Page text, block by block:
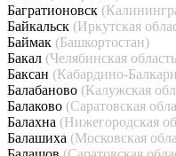
Багратионовск
Байкальск (Иркутская
Баймак (Башкортостан)
Бакал (Челябинская
Баксан (Кабардино-
Балабаново (Калужская
Балаково (Саратовская
Балахна (Нижегородская
Балашиха (Московская